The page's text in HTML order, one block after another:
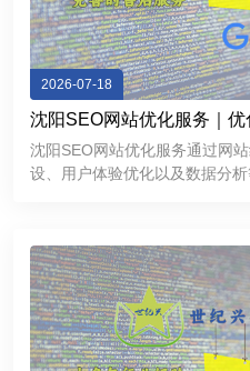
2026-07-18
沈阳SEO网站优化服务｜
长方案
沈阳SEO网站优化服务通过网
设、用户体验优化以及数据分
度，还能够成为持